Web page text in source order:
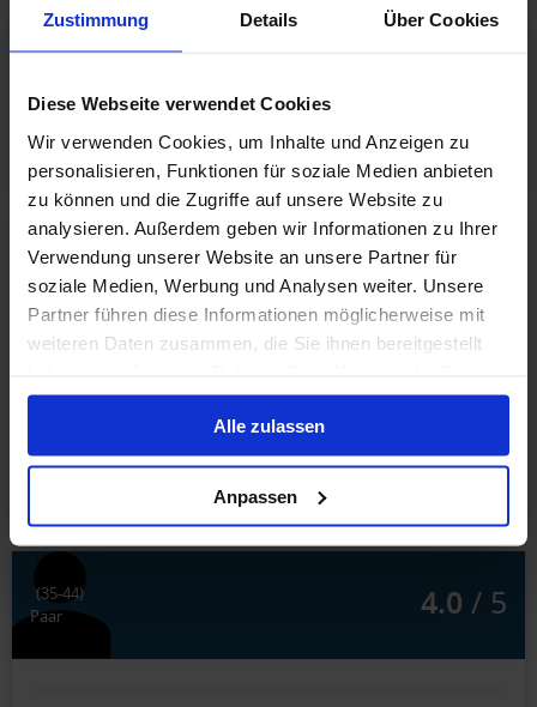
Zustimmung Details Über Cookies
Diese Webseite verwendet Cookies
Wir verwenden Cookies, um Inhalte und Anzeigen zu
personalisieren, Funktionen für soziale Medien anbieten
zu können und die Zugriffe auf unsere Website zu
analysieren. Außerdem geben wir Informationen zu Ihrer
Verwendung unserer Website an unsere Partner für
soziale Medien, Werbung und Analysen weiter. Unsere
Partner führen diese Informationen möglicherweise mit
weiteren Daten zusammen, die Sie ihnen bereitgestellt
gesammelt haben.
Alle zulassen
Anpassen
Sehr lockere und entspannte Atmosphäre, bester Service,
hervorragendes und abwechslungsreiches Essen und kein
versteht und spricht.
Innenkabine (Kat. 1A):
Die Kabine (Deck 1. 2. vom Bug, aussen, 2 Bullaugen) war sehr
gut vom Preis / Leistungsverhältnis, allerdings war das
Geräusch, wenn das Schiff in eine größere Welle einfuhr recht
laut.
mehr anzeigen
Andrea B. (35-44)
Familie
4.2
Malerische Ostkaribik
Für die Sauberkeit ziehe in der Kabine ziehe ich einen Stern
ab.
mehr anzeigen
(35-44)
Paar
4.0 / 5